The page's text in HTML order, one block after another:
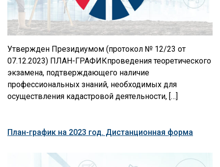
Утвержден Президиумом (протокол № 12/23 от
07.12.2023) ПЛАН-ГРАФИКпроведения теоретического
экзамена, подтверждающего наличие
профессиональных знаний, необходимых для
осуществления кадастровой деятельности, […]
План-график на 2023 год. Дистанционная форма